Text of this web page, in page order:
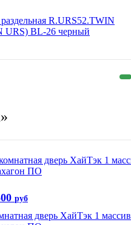
R.URS52.TWIN
URS) BL-26 черный
руб
дверь ХайТэк 1 массив